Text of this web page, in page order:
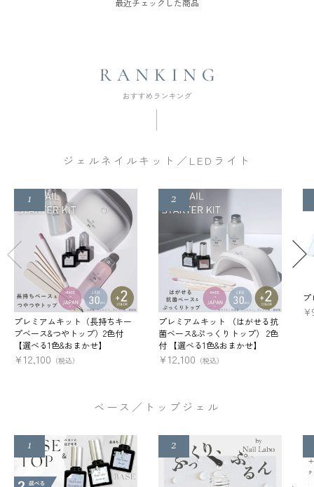
最近チェックした商品
ジェルネイルキット／LEDライト
プレミアムキット（長持ちキー
プベース&つやトップ）2色付
【選べる1色&おまかせ】
¥12,100 （税込）
プレミアムキット （はがせる抗
菌ベース&ぷっくりトップ） 2色
付 【選べる1色&おまかせ】
¥12,100 （税込）
¥
ベース／トップジェル